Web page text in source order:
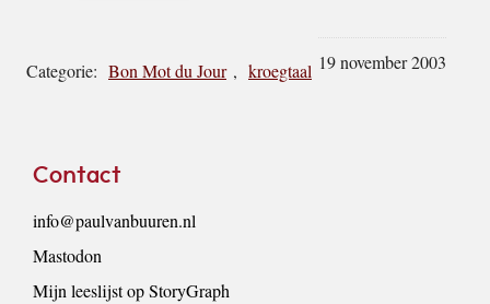
Categorie: Bon Mot du Jour , kroegtaal 19 november 2003
Contact
info@paulvanbuuren.nl
Mastodon
Mijn leeslijst op StoryGraph